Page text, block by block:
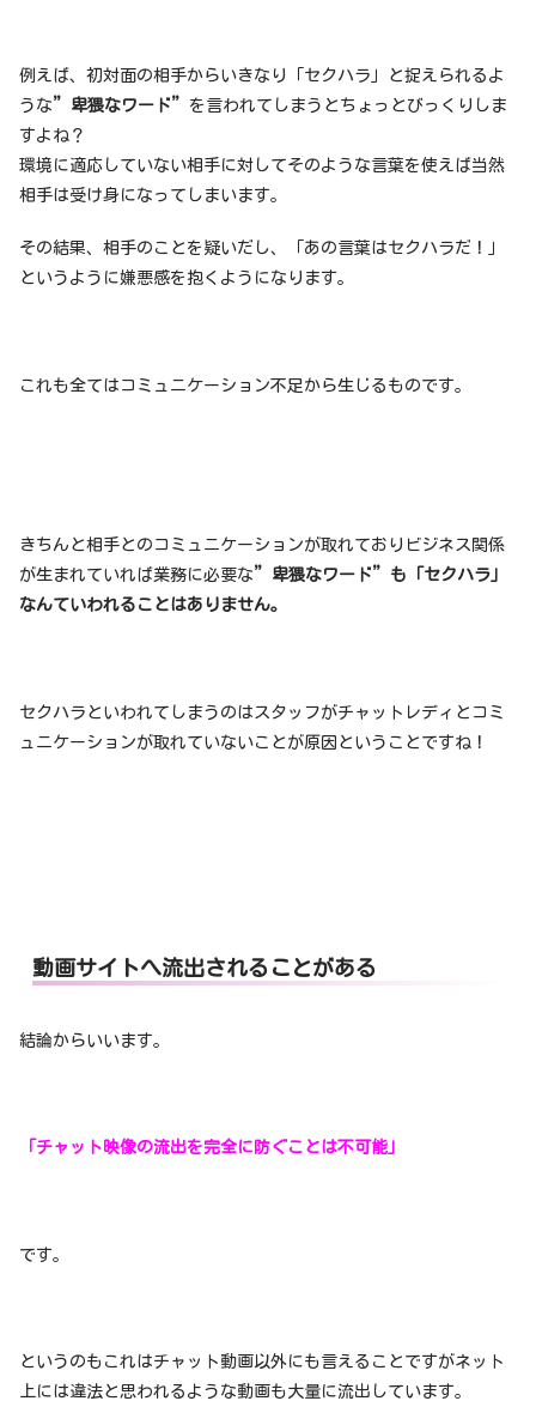
例えば、初対面の相手からいきなり「セクハラ」と捉えられるよ
うな”卑猥なワード” を言われてしまうとちょっとびっくりしま
すよね？
環境に適応していない相手に対してそのような言葉を使えば当然
相手は受け身になってしまいます。
その結果、相手のことを疑いだし、「あの言葉はセクハラだ！」
というように嫌悪感を抱くようになります。
これも全てはコミュニケーション不足から生じるものです。
きちんと相手とのコミュニケーションが取れておりビジネス関係
が生まれていれば業務に必要な”卑猥なワード”も「セクハラ」
なんていわれることはありません。
セクハラといわれてしまうのはスタッフがチャットレディとコミ
ュニケーションが取れていないことが原因ということですね！
動画サイトへ流出されることがある
結論からいいます。
「チャット映像の流出を完全に防ぐことは不可能」
です。
というのもこれはチャット動画以外にも言えることですがネット
上には違法と思われるような動画も大量に流出しています。